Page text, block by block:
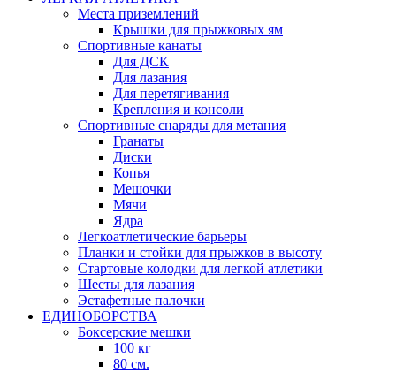
Места приземлений
Крышки для прыжковых ям
Спортивные канаты
Для ДСК
Для лазания
Для перетягивания
Крепления и консоли
Спортивные снаряды для метания
Гранаты
Диски
Копья
Мешочки
Мячи
Ядра
Легкоатлетические барьеры
Планки и стойки для прыжков в высоту
Стартовые колодки для легкой атлетики
Шесты для лазания
Эстафетные палочки
ЕДИНОБОРСТВА
Боксерские мешки
100 кг
80 см.